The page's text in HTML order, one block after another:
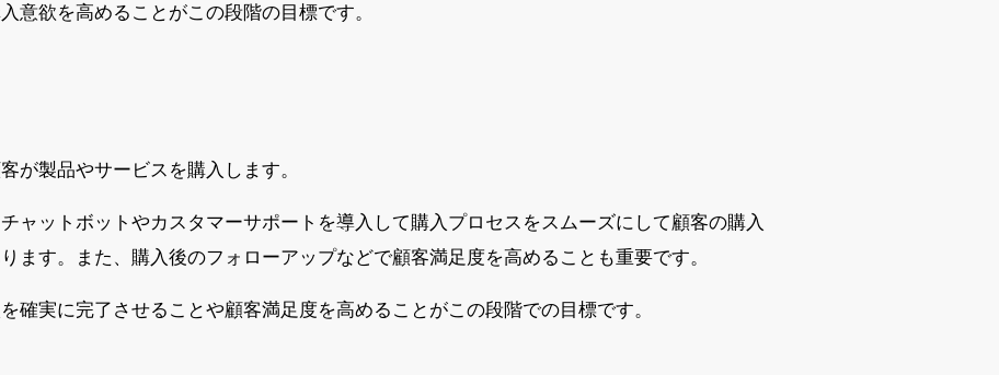
意欲を高めることがこの段階の目標です。
が製品やサービスを購入します。
ャットボットやカスタマーサポートを導入して購入プロセスをスムーズにして顧客の購入
ます。また、購入後のフォローアップなどで顧客満足度を高めることも重要です。
確実に完了させることや顧客満足度を高めることがこの段階での目標です。